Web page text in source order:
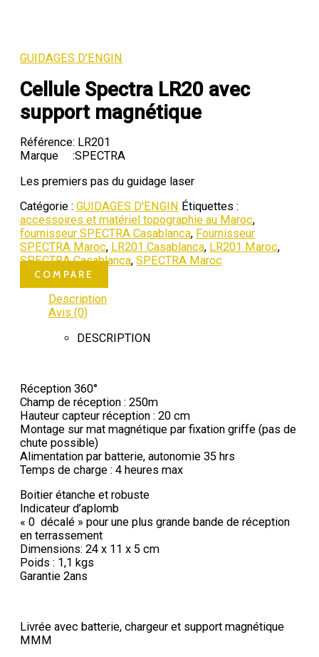
GUIDAGES D'ENGIN
Cellule Spectra LR20 avec
support magnétique
Référence: LR201
Marque :SPECTRA
Les premiers pas du guidage laser
Catégorie : GUIDAGES D'ENGIN Étiquettes :
accessoires et matériel topographie au Maroc,
fournisseur SPECTRA Casablanca, Fournisseur
SPECTRA Maroc, LR201 Casablanca, LR201 Maroc,
SPECTRA Casablanca, SPECTRA Maroc
COMPARE
Description
Avis (0)
DESCRIPTION
Réception 360°
Champ de réception : 250m
Hauteur capteur réception : 20 cm
Montage sur mat magnétique par fixation griffe (pas de
chute possible)
Alimentation par batterie, autonomie 35 hrs
Temps de charge : 4 heures max
Boitier étanche et robuste
Indicateur d’aplomb
« 0 décalé » pour une plus grande bande de réception
en terrassement
Dimensions: 24 x 11 x 5 cm
Poids : 1,1 kgs
Garantie 2ans
Livrée avec batterie, chargeur et support magnétique
MMM